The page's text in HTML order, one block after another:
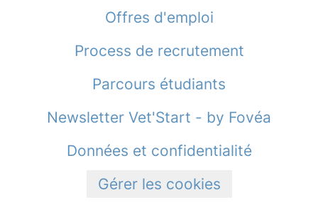
Offres d'emploi
Process de recrutement
Parcours étudiants
Newsletter Vet'Start - by Fovéa
Données et confidentialité
Gérer les cookies